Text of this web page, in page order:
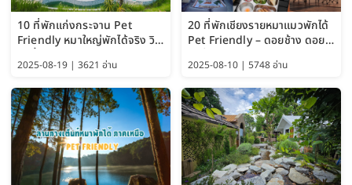
10 ที่พักแก่งกระจาน Pet
Friendly หมาใหญ่พักได้จริง วิว
2025-08-19 | 3621 อ่าน
20 ที่พักเชียงรายหมาแมวพักได้
Pet Friendly – ดอยช้าง ดอย
2025-08-10 | 5748 อ่าน